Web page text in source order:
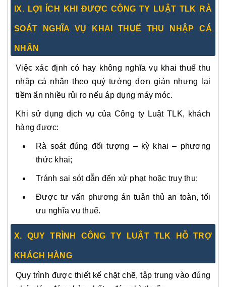
IX. LỢI ÍCH KHI ĐƯỢC CÔNG TY LUẬT TLK RÀ
SOÁT NGHĨA VỤ KHAI THUẾ THU NHẬP CÁ
NHÂN
Việc xác định có hay không nghĩa vụ khai thuế thu
nhập cá nhân theo quý tưởng đơn giản nhưng lại
tiềm ẩn nhiều rủi ro nếu áp dụng máy móc.
Khi sử dụng dịch vụ của Công ty Luật TLK, khách
hàng được:
Rà soát đúng đối tượng – kỳ khai – phương
thức khai;
Tránh sai sót dẫn đến xử phạt hoặc truy thu;
Được tư vấn phương án tuân thủ an toàn, tối
ưu nghĩa vụ thuế.
X. QUY TRÌNH CÔNG TY LUẬT TLK HỖ TRỢ
KHÁCH HÀNG
Quy trình được thiết kế chặt chẽ, tập trung vào đúng